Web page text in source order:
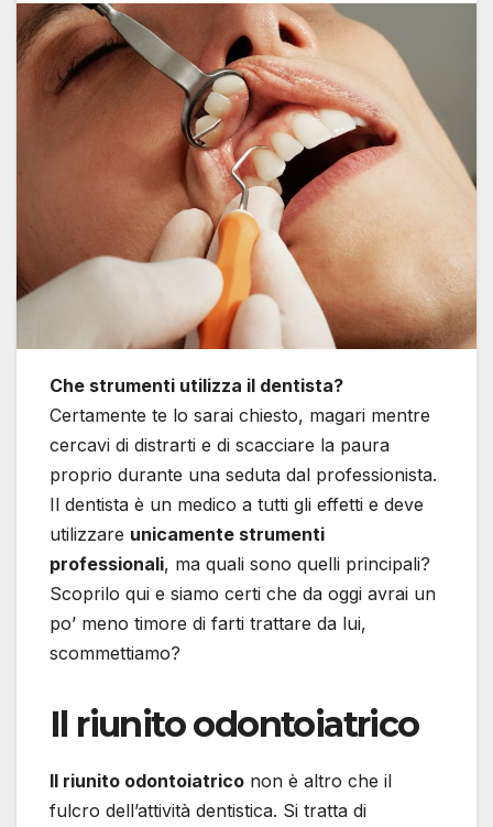
Che strumenti utilizza il dentista?
Certamente te lo sarai chiesto, magari mentre
cercavi di distrarti e di scacciare la paura
proprio durante una seduta dal professionista.
Il dentista è un medico a tutti gli effetti e deve
utilizzare unicamente strumenti
professionali, ma quali sono quelli principali?
Scoprilo qui e siamo certi che da oggi avrai un
po’ meno timore di farti trattare da lui,
scommettiamo?
Il riunito odontoiatrico
Il riunito odontoiatrico non è altro che il
fulcro dell’attività dentistica. Si tratta di